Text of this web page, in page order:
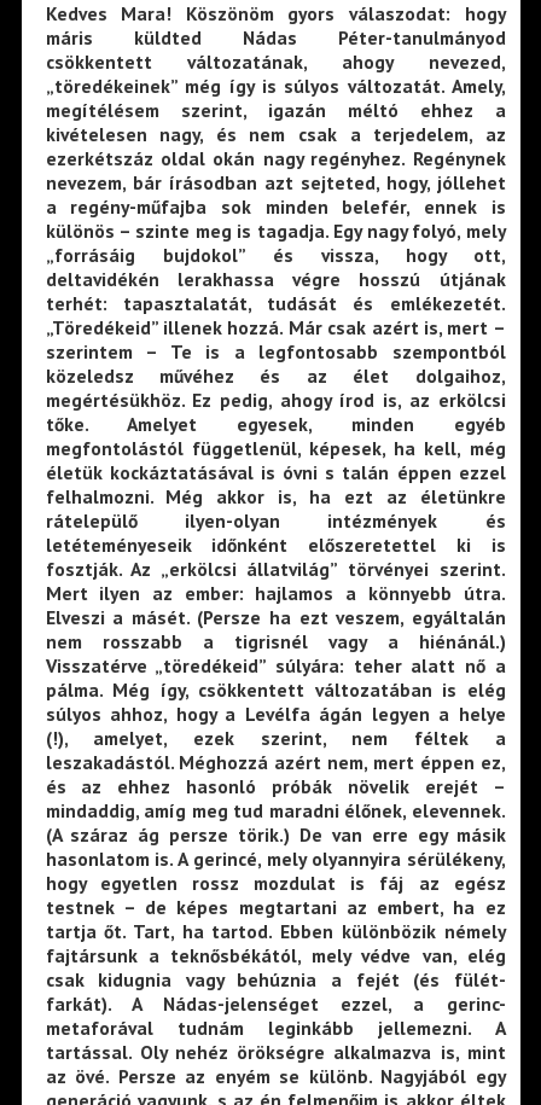
Kedves Mara! Köszönöm gyors válaszodat: hogy
máris küldted Nádas Péter-tanulmányod
csökkentett változatának, ahogy nevezed,
„töredékeinek” még így is súlyos változatát. Amely,
megítélésem szerint, igazán méltó ehhez a
kivételesen nagy, és nem csak a terjedelem, az
ezerkétszáz oldal okán nagy regényhez. Regénynek
nevezem, bár írásodban azt sejteted, hogy, jóllehet
a regény-műfajba sok minden belefér, ennek is
különös – szinte meg is tagadja. Egy nagy folyó, mely
„forrásáig bujdokol” és vissza, hogy ott,
deltavidékén lerakhassa végre hosszú útjának
terhét: tapasztalatát, tudását és emlékezetét.
„Töredékeid” illenek hozzá. Már csak azért is, mert –
szerintem – Te is a legfontosabb szempontból
közeledsz művéhez és az élet dolgaihoz,
megértésükhöz. Ez pedig, ahogy írod is, az erkölcsi
tőke. Amelyet egyesek, minden egyéb
megfontolástól függetlenül, képesek, ha kell, még
életük kockáztatásával is óvni s talán éppen ezzel
felhalmozni. Még akkor is, ha ezt az életünkre
rátelepülő ilyen-olyan intézmények és
letéteményeseik időnként előszeretettel ki is
fosztják. Az „erkölcsi állatvilág” törvényei szerint.
Mert ilyen az ember: hajlamos a könnyebb útra.
Elveszi a másét. (Persze ha ezt veszem, egyáltalán
nem rosszabb a tigrisnél vagy a hiénánál.)
Visszatérve „töredékeid” súlyára: teher alatt nő a
pálma. Még így, csökkentett változatában is elég
súlyos ahhoz, hogy a Levélfa ágán legyen a helye
(!), amelyet, ezek szerint, nem féltek a
leszakadástól. Méghozzá azért nem, mert éppen ez,
és az ehhez hasonló próbák növelik erejét –
mindaddig, amíg meg tud maradni élőnek, elevennek.
(A száraz ág persze törik.) De van erre egy másik
hasonlatom is. A gerincé, mely olyannyira sérülékeny,
hogy egyetlen rossz mozdulat is fáj az egész
testnek – de képes megtartani az embert, ha ez
tartja őt. Tart, ha tartod. Ebben különbözik némely
fajtársunk a teknősbékától, mely védve van, elég
csak kidugnia vagy behúznia a fejét (és fülét-
farkát). A Nádas-jelenséget ezzel, a gerinc-
metaforával tudnám leginkább jellemezni. A
tartással. Oly nehéz örökségre alkalmazva is, mint
az övé. Persze az enyém se különb. Nagyjából egy